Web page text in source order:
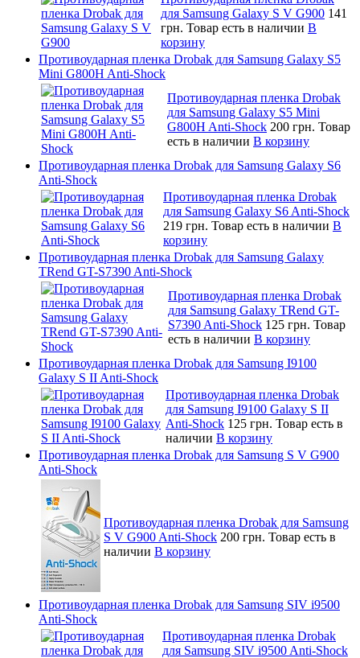
для Samsung Galaxy S V G900 141
грн. Товар есть в наличии В
корзину
Противоударная пленка Drobak для Samsung Galaxy S5
Mini G800H Anti-Shock
Противоударная пленка Drobak
для Samsung Galaxy S5 Mini
G800H Anti-Shock 200 грн. Товар
есть в наличии В корзину
Противоударная пленка Drobak для Samsung Galaxy S6
Anti-Shock
Противоударная пленка Drobak
для Samsung Galaxy S6 Anti-Shock
219 грн. Товар есть в наличии В
корзину
Противоударная пленка Drobak для Samsung Galaxy
TRend GT-S7390 Anti-Shock
Противоударная пленка Drobak
для Samsung Galaxy TRend GT-
S7390 Anti-Shock 125 грн. Товар
есть в наличии В корзину
Противоударная пленка Drobak для Samsung I9100
Galaxy S II Anti-Shock
Противоударная пленка Drobak
для Samsung I9100 Galaxy S II
Anti-Shock 125 грн. Товар есть в
наличии В корзину
Противоударная пленка Drobak для Samsung S V G900
Anti-Shock
Противоударная пленка Drobak для Samsung
S V G900 Anti-Shock 200 грн. Товар есть в
наличии В корзину
Противоударная пленка Drobak для Samsung SIV i9500
Anti-Shock
Противоударная пленка Drobak
для Samsung SIV i9500 Anti-Shock